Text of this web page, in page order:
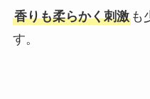
香りも柔らかく刺激も
す。